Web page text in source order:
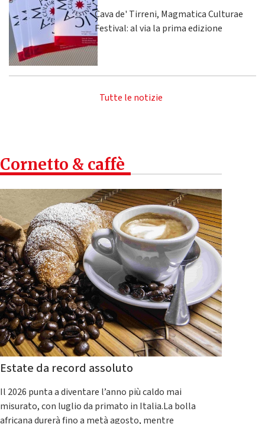
Cava de' Tirreni, Magmatica Culturae
Festival: al via la prima edizione
Tutte le notizie
Cornetto & caffè
Estate da record assoluto
Il 2026 punta a diventare l’anno più caldo mai
misurato, con luglio da primato in Italia.La bolla
africana durerà fino a metà agosto, mentre